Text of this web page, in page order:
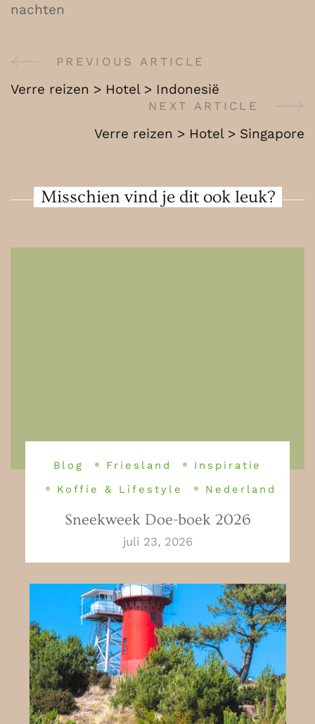
Maleisië
nachten
Post
Navigation
PREVIOUS ARTICLE
Verre reizen > Hotel > Indonesië
NEXT ARTICLE
Verre reizen > Hotel > Singapore
Misschien vind je dit ook leuk?
Blog Friesland
Inspiratie
Koffie & Lifestyle
Nederland
Sneekweek Doe-boek 2026
juli 23, 2026